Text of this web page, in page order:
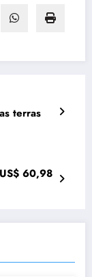
terras
60,98